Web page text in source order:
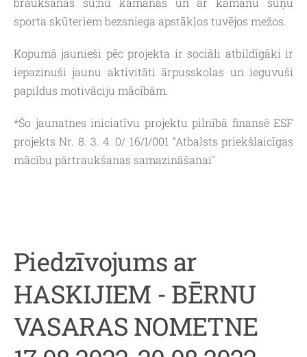
sporta skūteriem bezsniega apstākļos tuvējos mežos.
Kopumā jaunieši pēc projekta ir sociāli atbildīgāki ir
iepazinuši jaunu aktivitāti ārpusskolas un ieguvuši
papildus motivāciju mācībām.
*Šo jaunatnes iniciatīvu projektu pilnībā finansē ESF
projekts Nr. 8. 3. 4. 0/ 16/I/001 “Atbalsts priekšlaicīgas
mācību pārtraukšanas samazināšanai"
Piedzīvojums ar
HASKIJIEM - BĒRNU
VASARAS NOMETNE